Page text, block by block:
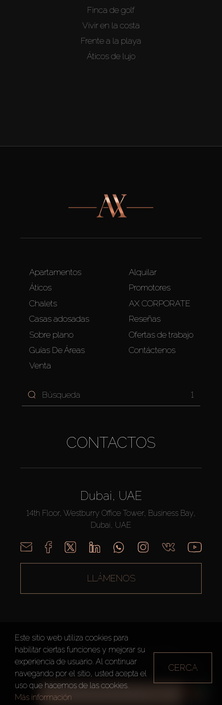
TODOS LOS FILTROS
Finca de golf
Vivir en la costa
Frente a la playa
Áticos de lujo
Apartamentos
Áticos
Chalets
Casas adosadas
Sobre plano
Guías De Áreas
Venta
Alquilar
Promotores
AX CORPORATE
Reseñas
Ofertas de trabajo
Contáctenos
1
CONTACTOS
Dubai, UAE
14th Floor, Westburry Office Tower, Business Bay,
Dubai, UAE
LLÁMENOS
AX CAPITAL ©2026 Todos los derechos reservados
Condiciones de Uso
Política de privacidad Mapa del sitio
Este sitio web utiliza cookies para
habilitar ciertas funciones y mejorar su
experiencia de usuario. Al continuar
navegando por el sitio, usted acepta el
uso que hacemos de las cookies.
Más información
CERCA